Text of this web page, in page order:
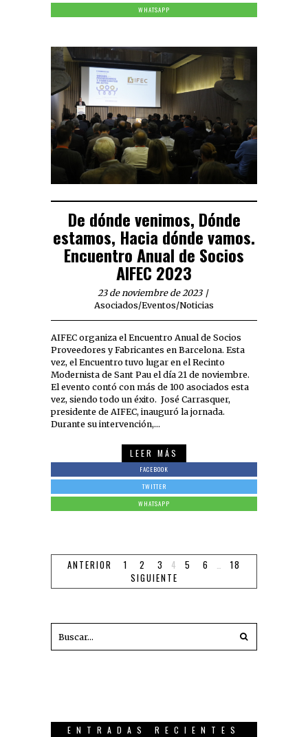
WHATSAPP
De dónde venimos, Dónde
estamos, Hacia dónde vamos.
Encuentro Anual de Socios
AIFEC 2023
23 de noviembre de 2023
Asociados/Eventos/Noticias
AIFEC organiza el Encuentro Anual de Socios
Proveedores y Fabricantes en Barcelona. Esta
vez, el Encuentro tuvo lugar en el Recinto
Modernista de Sant Pau el día 21 de noviembre.
El evento contó con más de 100 asociados esta
vez, siendo todo un éxito. José Carrasquer,
presidente de AIFEC, inauguró la jornada.
Durante su intervención,…
LEER MÁS
FACEBOOK
TWITTER
WHATSAPP
ANTERIOR 1 2 3 4 5 6 …
18
SIGUIENTE
ENTRADAS RECIENTES